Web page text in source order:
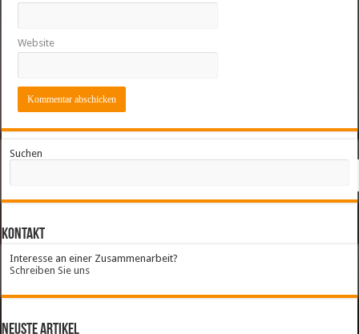
Website
Suchen
Kontakt
Interesse an einer Zusammenarbeit?
Schreiben Sie uns
neuste Artikel